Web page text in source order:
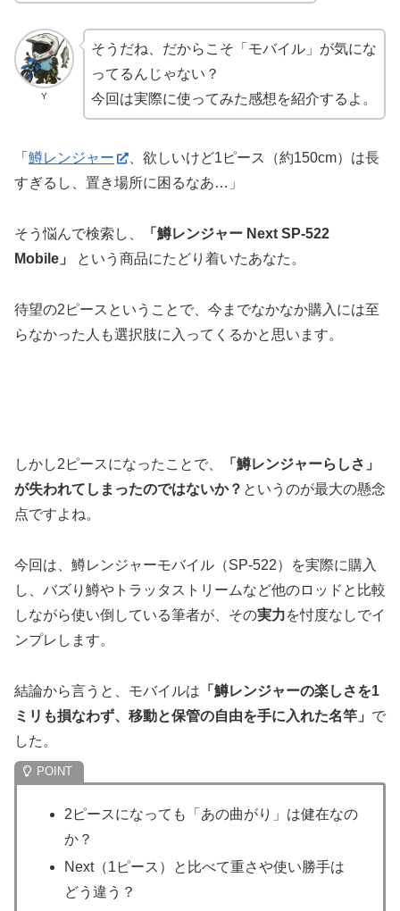
Y
そうだね、だからこそ「モバイル」が気にな
ってるんじゃない？
今回は実際に使ってみた感想を紹介するよ。
「 鱒レンジャー
、欲しいけど1ピース（約150cm）は長
すぎるし、置き場所に困るなあ…」
そう悩んで検索し、
「鱒レンジャー Next SP-522
Mobile」
という商品にたどり着いたあなた。
待望の2ピースということで、今までなかなか購入には至
らなかった人も選択肢に入ってくるかと思います。
しかし2ピースになったことで、
「鱒レンジャーらしさ」
が失われてしまったのではないか？ というのが最大の懸念
点ですよね。
今回は、鱒レンジャーモバイル（SP-522）を実際に購入
し、バズり鱒やトラッタストリームなど他のロッドと比較
しながら使い倒している筆者が、その実力を忖度なしでイ
ンプレします。
結論から言うと、モバイルは 「鱒レンジャーの楽しさを1
ミリも損なわず、移動と保管の自由を手に入れた名竿」 で
した。
2ピースになっても「あの曲がり」は健在なの
か？
Next（1ピース）と比べて重さや使い勝手は
どう違う？